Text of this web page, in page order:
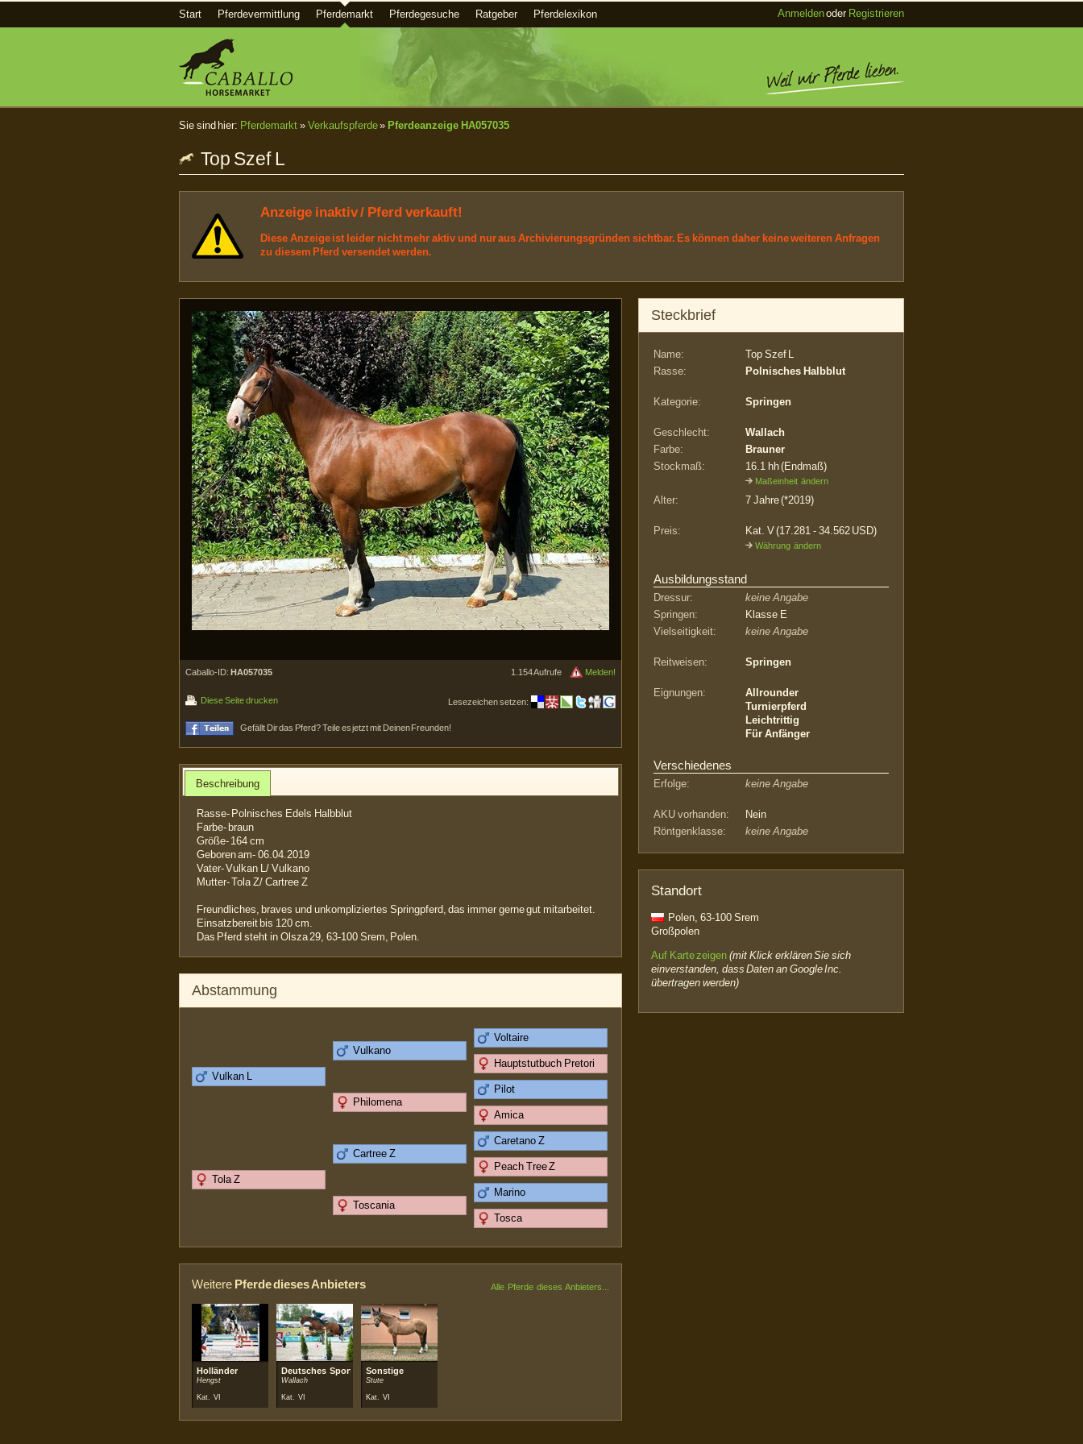
Start Pferdevermittlung Pferdemarkt Pferdegesuche Ratgeber Pferdelexikon Anmeldenoder Registrieren
Sie sind hier: Pferdemarkt » Verkaufspferde» Pferdeanzeige HA057035
Top Szef L
Anzeige inaktiv / Pferd verkauft!
Diese Anzeige ist leider nicht mehr aktiv und nur aus Archivierungsgründen sichtbar. Es können daher keine weiteren Anfragen
zu diesem Pferd versendet werden.
Caballo-ID: HA057035 Melden!
1.154 Aufrufe
Diese Seite drucken Lesezeichen setzen:
Gefällt Dir das Pferd? Teile es jetzt mit Deinen Freunden!
Beschreibung
Rasse- Polnisches Edels Halbblut
Farbe- braun
Größe- 164 cm
Geboren am- 06.04.2019
Vater- Vulkan L/ Vulkano
Mutter- Tola Z/ Cartree Z
Freundliches, braves und unkompliziertes Springpferd, das immer gerne gut mitarbeitet.
Einsatzbereit bis 120 cm.
Das Pferd steht in Olsza 29, 63-100 Srem, Polen.
Abstammung
Vulkan L
Vulkano
Voltaire
Hauptstutbuch Pretori
Philomena
Pilot
Amica
Tola Z
Cartree Z
Caretano Z
Peach Tree Z
Toscania
Marino
Tosca
Weitere Pferde dieses Anbieters Alle Pferde dieses Anbieters...
Holländer
Hengst
Kat. VI
Deutsches Sportpferd
Wallach
Kat. VI
Sonstige
Stute
Kat. VI
Steckbrief
Name:
Top Szef L
Rasse:
Polnisches Halbblut
Kategorie: Springen
Geschlecht:
Wallach
Farbe:
Brauner
Stockmaß:
16.1 hh (Endmaß)
Maßeinheit ändern
Alter: 7 Jahre (*2019)
Preis: Kat. V (17.281 - 34.562 USD)
Währung ändern
Ausbildungsstand
Dressur:
keine Angabe
Springen:
Klasse E
Vielseitigkeit:
keine Angabe
Reitweisen: Springen
Eignungen:
Allrounder
Turnierpferd
Leichtrittig
Für Anfänger
Verschiedenes
Erfolge: keine Angabe
AKU vorhanden:
Nein
Röntgenklasse:
keine Angabe
Standort
Polen, 63-100 Srem
Großpolen
Auf Karte zeigen (mit Klick erklären Sie sich
einverstanden, dass Daten an Google Inc.
übertragen werden)